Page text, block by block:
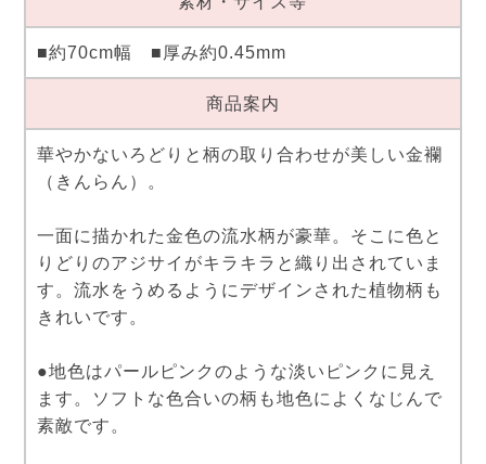
■約70cm幅 ■厚み約0.45mm
商品案内
華やかないろどりと柄の取り合わせが美しい金襴
（きんらん）。
一面に描かれた金色の流水柄が豪華。そこに色と
りどりのアジサイがキラキラと織り出されていま
す。流水をうめるようにデザインされた植物柄も
きれいです。
●地色はパールピンクのような淡いピンクに見え
ます。ソフトな色合いの柄も地色によくなじんで
素敵です。